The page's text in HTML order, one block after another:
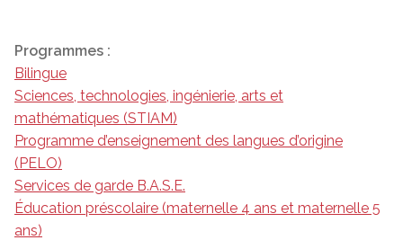
Programmes :
Bilingue
Sciences, technologies, ingénierie, arts et
mathématiques (STIAM)
Programme d’enseignement des langues d’origine
(PELO)
Services de garde B.A.S.E.
Éducation préscolaire (maternelle 4 ans et maternelle 5
ans)